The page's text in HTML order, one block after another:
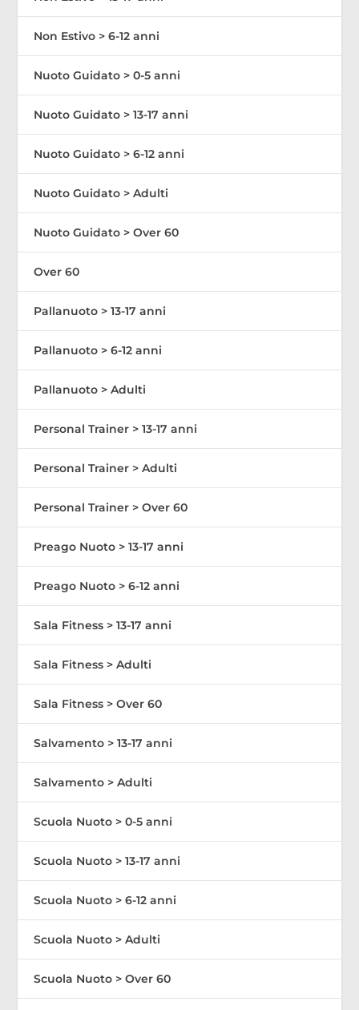
Non Estivo > 6-12 anni
Nuoto Guidato > 0-5 anni
Nuoto Guidato > 13-17 anni
Nuoto Guidato > 6-12 anni
Nuoto Guidato > Adulti
Nuoto Guidato > Over 60
Over 60
Pallanuoto > 13-17 anni
Pallanuoto > 6-12 anni
Pallanuoto > Adulti
Personal Trainer > 13-17 anni
Personal Trainer > Adulti
Personal Trainer > Over 60
Preago Nuoto > 13-17 anni
Preago Nuoto > 6-12 anni
Sala Fitness > 13-17 anni
Sala Fitness > Adulti
Sala Fitness > Over 60
Salvamento > 13-17 anni
Salvamento > Adulti
Scuola Nuoto > 0-5 anni
Scuola Nuoto > 13-17 anni
Scuola Nuoto > 6-12 anni
Scuola Nuoto > Adulti
Scuola Nuoto > Over 60